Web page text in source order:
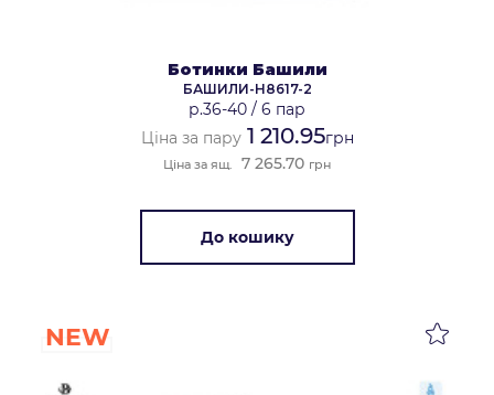
Ботинки Башили
БАШИЛИ-H8617-2
р.36-40 / 6 пар
Ціна за пару1 210.95грн
Ціна за ящ. 7 265.70 грн
До кошику
NEW